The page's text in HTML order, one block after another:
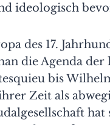
ideologisch
des 17.
die Agenda
bis
ihrer Zeit als